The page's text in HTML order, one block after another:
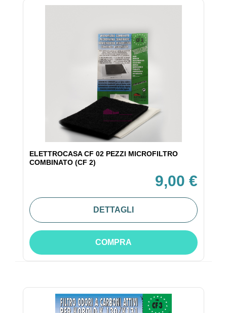
ELETTROCASA CF 02 PEZZI MICROFILTRO
COMBINATO (CF 2)
9,00 €
DETTAGLI
COMPRA